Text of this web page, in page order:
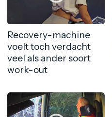
Recovery-machine
voelt toch verdacht
veel als ander soort
work-out